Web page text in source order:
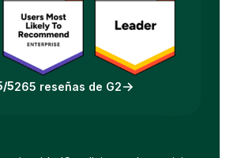
5265 reseñas de G2